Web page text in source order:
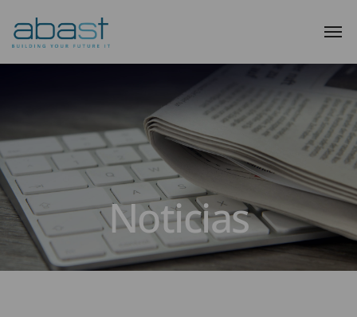
Noticias